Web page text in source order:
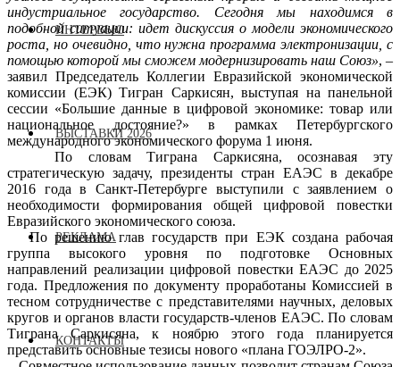
ИНТЕРВЬЮ
ВЫСТАВКИ 2026
РЕКЛАМА
КОНТАКТЫ
индустриальное государство. Сегодня мы находимся в
подобной ситуации: идет дискуссия о модели экономического
роста, но очевидно, что нужна программа электронизации, с
помощью которой мы сможем модернизировать наш Союз», –
заявил Председатель Коллегии Евразийской экономической
комиссии (ЕЭК) Тигран Саркисян, выступая на панельной
сессии «Большие данные в цифровой экономике: товар или
национальное достояние?» в рамках Петербургского
международного экономического форума 1 июня.
По словам Тиграна Саркисяна, осознавая эту
стратегическую задачу, президенты стран ЕАЭС в декабре
2016 года в Санкт-Петербурге выступили с заявлением о
необходимости формирования общей цифровой повестки
Евразийского экономического союза.
По решению глав государств при ЕЭК создана рабочая
группа высокого уровня по подготовке Основных
направлений реализации цифровой повестки ЕАЭС до 2025
года. Предложения по документу проработаны Комиссией в
тесном сотрудничестве с представителями научных, деловых
кругов и органов власти государств-членов ЕАЭС. По словам
Тиграна Саркисяна, к ноябрю этого года планируется
представить основные тезисы нового «плана ГОЭЛРО-2».